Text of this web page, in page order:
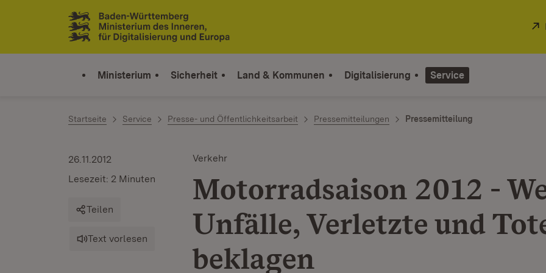
Zum Inhalt springen
Link zur Startseite
Ministerium Sicherheit Land & Kommunen Digitalisierung Service
Startseite Service Presse- und Öffentlichkeitsarbeit Pressemitteilungen Pressemitteilung
Verkehr
Motorradsaison 2012 -
Unfälle, Verletzte und
beklagen
26.11.2012
Lesezeit: 2 Minuten
Teilen
Text vorlesen